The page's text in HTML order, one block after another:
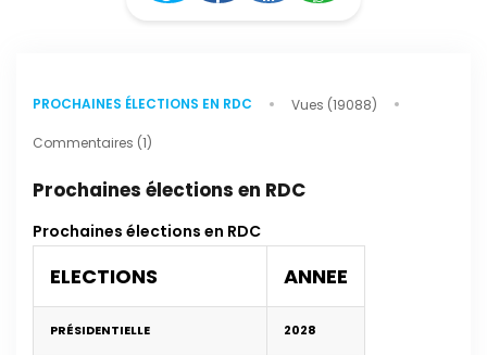
PROCHAINES ÉLECTIONS EN RDC Vues (19088)
Commentaires (1)
Prochaines élections en RDC
Prochaines élections en RDC
ELECTIONS ANNEE
PRÉSIDENTIELLE 2028